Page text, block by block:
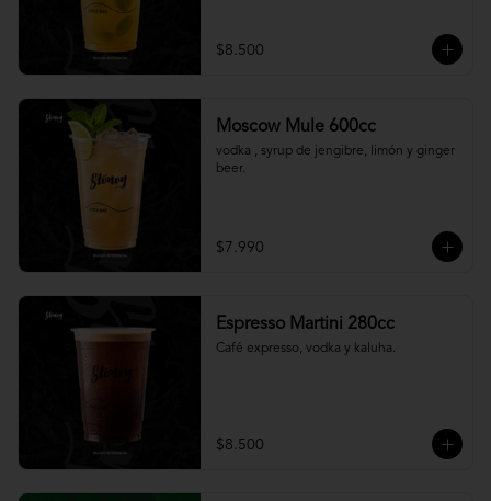
$8.500
Moscow Mule 600cc
vodka , syrup de jengibre, limón y ginger
beer.
$7.990
Espresso Martini 280cc
Café expresso, vodka y kaluha.
$8.500